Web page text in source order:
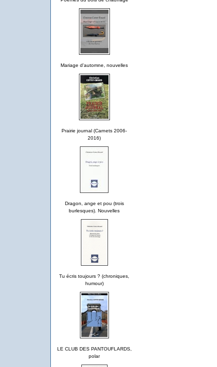
Mariage d'automne, nouvelles
Prairie journal (Carnets 2006-
2016)
Dragon, ange et pou (trois
burlesques). Nouvelles
Tu écris toujours ? (chroniques,
humour)
LE CLUB DES PANTOUFLARDS,
polar